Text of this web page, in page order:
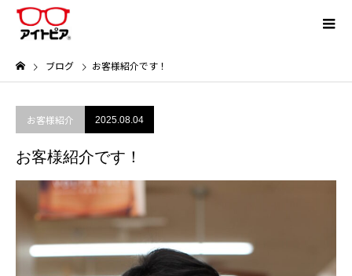
ブログ お客様紹介です！
お客様紹介 2025.08.04
お客様紹介です！